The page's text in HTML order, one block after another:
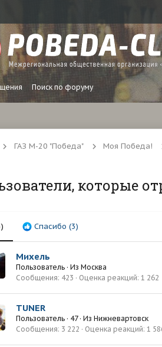
Поиск по форуму
ГАЗ М-20 "Победа" Моя Победа!
которые
Спасибо (3)
Михель
Пользователь · Из Москва
Сообщения 423 Оценка реакций 1 262
TUNER
Пользователь · 47 · Из Нижневартовск
Сообщения 3 222 Оценка реакций 1